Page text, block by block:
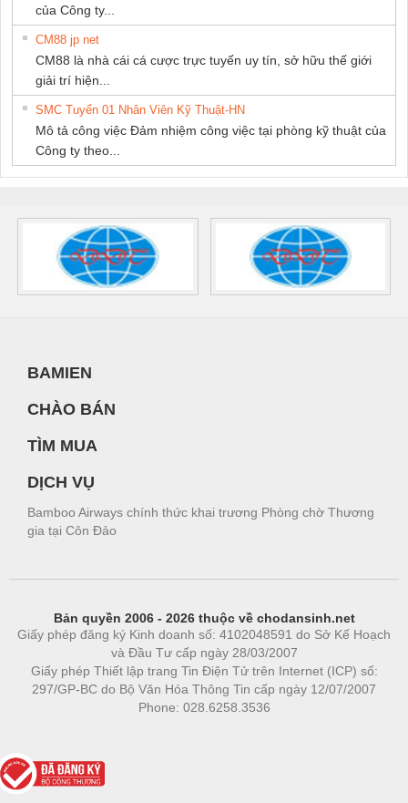
của Công ty...
CM88 jp net
CM88 là nhà cái cá cược trực tuyến uy tín, sở hữu thế giới
giải trí hiện...
SMC Tuyển 01 Nhân Viên Kỹ Thuật-HN
Mô tả công việc Đảm nhiệm công việc tại phòng kỹ thuật của
Công ty theo...
BAMIEN
CHÀO BÁN
TÌM MUA
DỊCH VỤ
Bamboo Airways chính thức khai trương Phòng chờ Thương
gia tại Côn Đảo
Bản quyền 2006 - 2026 thuộc về chodansinh.net
Giấy phép đăng ký Kinh doanh số: 4102048591 do Sở Kế Hoạch
và Đầu Tư cấp ngày 28/03/2007
Giấy phép Thiết lập trang Tin Điện Tử trên Internet (ICP) số:
297/GP-BC do Bộ Văn Hóa Thông Tin cấp ngày 12/07/2007
Phone: 028.6258.3536